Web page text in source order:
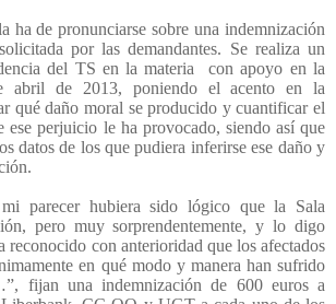
ha de pronunciarse sobre una indemnización
por las demandantes. Se realiza un
del TS en la materia
con apoyo en la
abril de 2013, poniendo el acento en la
qué daño moral se producido y cuantificar el
ese perjuicio le ha provocado, siendo así que
datos de los que pudiera inferirse ese daño y
parecer hubiera sido lógico que la Sala
pero muy sorprendentemente, y lo digo
reconocido con anterioridad que los afectados
en qué modo y manera han sufrido
fijan una indemnización de 600 euros a